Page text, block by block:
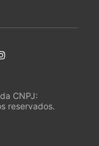
CNPJ:
reservados.